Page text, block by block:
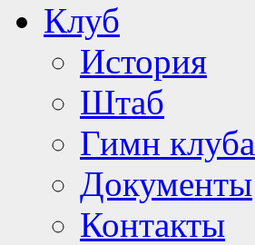
Клуб
История
Штаб
Гимн клуба
Документы
Контакты